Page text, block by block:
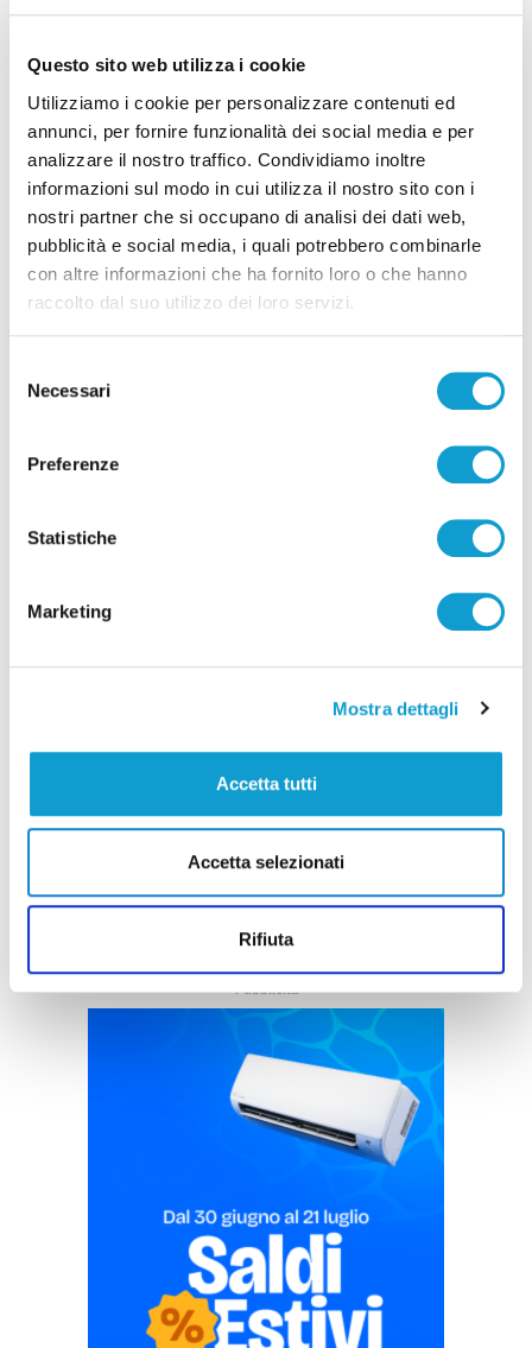
Questo sito web utilizza i cookie
Utilizziamo i cookie per personalizzare contenuti ed
annunci, per fornire funzionalità dei social media e per
analizzare il nostro traffico. Condividiamo inoltre
informazioni sul modo in cui utilizza il nostro sito con i
nostri partner che si occupano di analisi dei dati web,
pubblicità e social media, i quali potrebbero combinarle
con altre informazioni che ha fornito loro o che hanno
raccolto dal suo utilizzo dei loro servizi.
delNecessari
Preferenze
Statistiche
Marketing
Mostra dettagli
Accetta tutti
Accetta selezionati
Rifiuta
Tutti gli articoli
Stampavano soldi falsi nel Chietino: 5 misure
cautelari, tra cui 2 ad Ascoli Piceno
Pubblicità